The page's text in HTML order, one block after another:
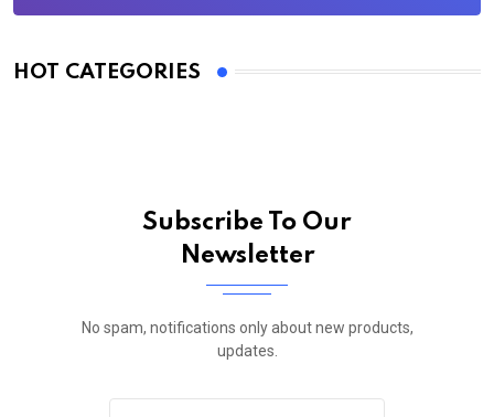
HOT CATEGORIES
Subscribe To Our
Newsletter
No spam, notifications only about new products,
updates.